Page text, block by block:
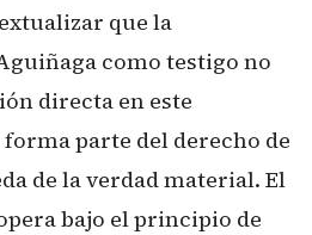
que la
como testigo no
directa en este
parte del derecho de
de la verdad material. El
bajo el principio de